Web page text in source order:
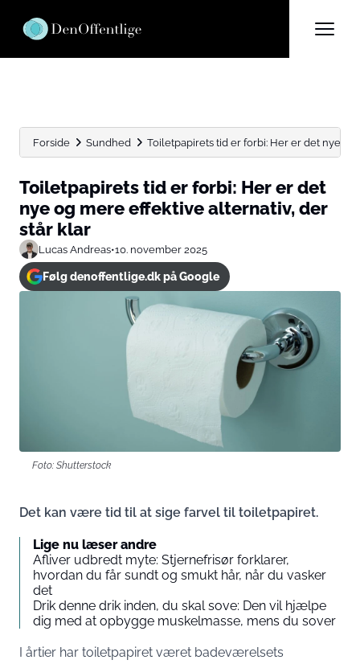
Forside Sundhed Toiletpapirets tid er forbi: Her er det nye og
Toiletpapirets tid er forbi: Her er det
nye og mere effektive alternativ, der
står klar
Lucas Andreas•10. november 2025
Følg denoffentlige.dk på Google
Foto: Shutterstock
Det kan være tid til at sige farvel til toiletpapiret.
Lige nu læser andre
Afliver udbredt myte: Stjernefrisør forklarer,
hvordan du får sundt og smukt hår, når du vasker
det
Drik denne drik inden, du skal sove: Den vil hjælpe
dig med at opbygge muskelmasse, mens du sover
I årtier har toiletpapiret været badeværelsets